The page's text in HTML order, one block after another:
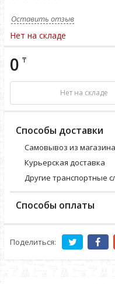
Оставить отзыв
Нет на складе
0 ₸
Нет на складе
Способы доставки
Самовывоз из магазина
Курьерская доставка
Другие транспортные
Способы оплаты
Поделиться: